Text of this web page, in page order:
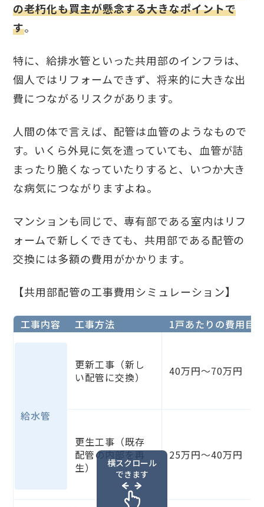
の老朽化も買主が懸念する大きなポイントで
す。
特に、給排水管といった共用部のインフラは、
個人ではリフォームできず、将来的に大きな出
費につながるリスクがあります。
人間の体で言えば、配管は血管のようなもので
す。いくら外見に気を遣っていても、血管が詰
まったり脆くなっていたりすると、いつか大き
な病気につながりますよね。
マンションも同じで、専有部である室内はリフ
ォームで新しくできても、共用部である配管の
交換には多額の費用がかかります。
【共用部配管の工事費用シミュレーション】
工事内容 工事方法 1戸あたりの費用目
給水管
更新工事（新し
い配管に交換）
40万円～70万円
更生工事（既存
配管の内部を再
生）
25万円～40万円
横スクロール
できます